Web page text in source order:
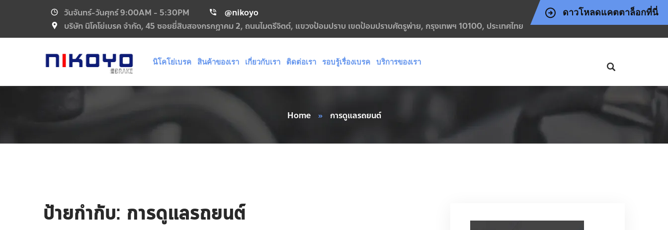
ดาวโหลดแคตตาล็อกที่นี่
วันจันทร์-วันศุกร์9:00AM - 5:30PM
@nikoyo
บริษัท นิโคโย่เบรค จำกัด, 45 ซอยยี่สิบสองกรกฎาคม 2, ถนนไมตรีจิตต์, แขวงป้อมปราบ เขตป้อมปราบศัตรูพ่าย, กรุงเทพฯ 10100, ประเทศไทย
นิโคโย่เบรค สินค้าของเรา เกี่ยวกับเรา ติดต่อเรา รอบรู้เรื่องเบรค บริการของเรา
Home » การดูแลรถยนต์
ป้ายกำกับ: การดูแลรถยนต์